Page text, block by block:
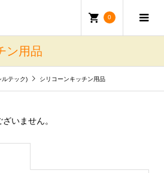
0
ン用品
ルテック) シリコーンキッチン用品
いません。